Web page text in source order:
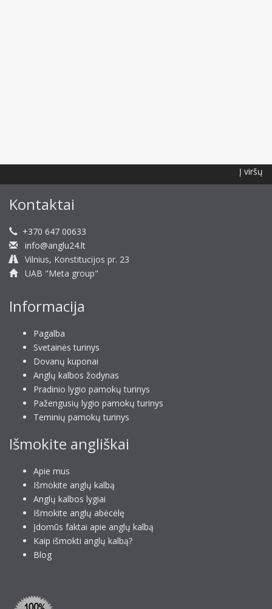
Į viršų
Kontaktai
+370 647 00633
info@anglu24.lt
Vilnius, Konstitucijos pr. 23
UAB "Meta group"
Informacija
Pagalba
Svetainės turinys
Dovanų kuponai
Anglų kalbos žodynas
Pradinio lygio pamokų turinys
Pažengusių lygio pamokų turinys
Teminių pamokų turinys
Išmokite angliškai
Apie mus
Išmokite anglų kalbą
Anglų kalbos lygiai
Išmokite anglų abėcėlę
Įdomūs faktai apie anglų kalbą
Kaip išmokti anglų kalbą?
Blog